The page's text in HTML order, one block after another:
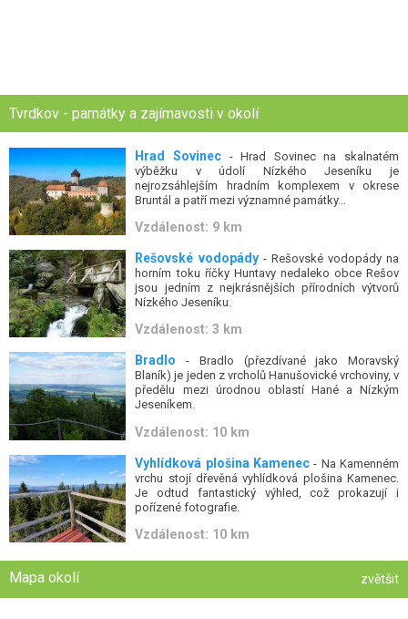
Tvrdkov - památky a zajímavosti v okolí
Hrad Sovinec - Hrad Sovinec na skalnatém
výběžku v údolí Nízkého Jeseníku je
nejrozsáhlejším hradním komplexem v okrese
Bruntál a patří mezi významné památky...
Vzdálenost: 9 km
Rešovské vodopády- Rešovské vodopády na
horním toku říčky Huntavy nedaleko obce Rešov
jsou jedním z nejkrásnějších přírodních výtvorů
Nízkého Jeseníku.
Vzdálenost: 3 km
Bradlo - Bradlo (přezdívané jako Moravský
Blaník) je jeden z vrcholů Hanušovické vrchoviny, v
předělu mezi úrodnou oblastí Hané a Nízkým
Jeseníkem.
Vzdálenost: 10 km
Vyhlídková plošina Kamenec - Na Kamenném
vrchu stojí dřevěná vyhlídková plošina Kamenec.
Je odtud fantastický výhled, což prokazují i
pořízené fotografie.
Vzdálenost: 10 km
Mapa okolí zvětšit